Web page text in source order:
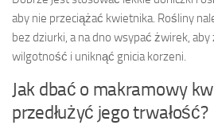
aby nie przeciążać kwietnika. Rośliny
bez dziurki, a na dno wsypać żwirek,
wilgotność i uniknąć gnicia korzeni.
Jak dbać o makramowy
przedłużyć jego trwałość?